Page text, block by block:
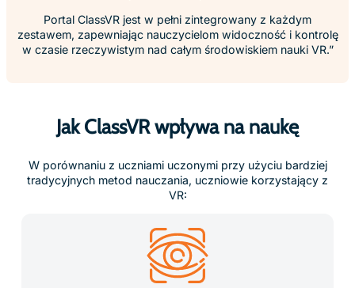
większa pewność w stosowaniu
zdobytej wiedzy
*Źródło:PWC
Realne wsparcie od prawdziwych ludzi